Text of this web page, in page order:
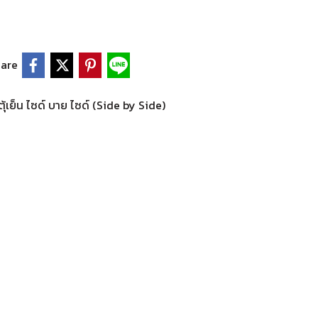
เย็น ไซด์ บาย ไซด์ (Side by Side)